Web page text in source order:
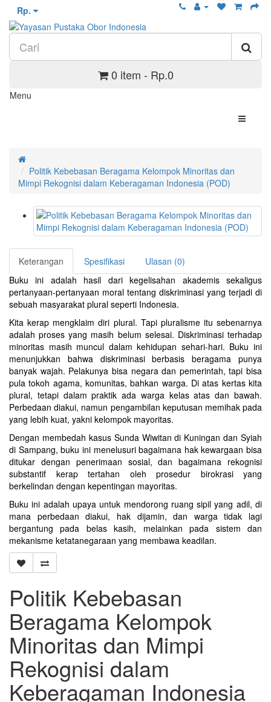
Rp.
0 item - Rp.0
Menu
Politik Kebebasan Beragama Kelompok Minoritas dan
Mimpi Rekognisi dalam Keberagaman Indonesia (POD)
Keterangan Spesifikasi
Ulasan (0)
Buku ini adalah hasil dari kegelisahan akademis sekaligus
pertanyaan-pertanyaan moral tentang diskriminasi yang terjadi di
sebuah masyarakat plural seperti Indonesia.
Kita kerap mengklaim diri plural. Tapi pluralisme itu sebenarnya
adalah proses yang masih belum selesai. Diskriminasi terhadap
minoritas masih muncul dalam kehidupan sehari-hari. Buku ini
menunjukkan bahwa diskriminasi berbasis beragama punya
banyak wajah. Pelakunya bisa negara dan pemerintah, tapi bisa
pula tokoh agama, komunitas, bahkan warga. Di atas kertas kita
plural, tetapi dalam praktik ada warga kelas atas dan bawah.
Perbedaan diakui, namun pengambilan keputusan memihak pada
yang lebih kuat, yakni kelompok mayoritas.
Dengan membedah kasus Sunda Wiwitan di Kuningan dan Syiah
di Sampang, buku ini menelusuri bagaimana hak kewargaan bisa
ditukar dengan penerimaan sosial, dan bagaimana rekognisi
substantif kerap tertahan oleh prosedur birokrasi yang
berkelindan dengan kepentingan mayoritas.
Buku ini adalah upaya untuk mendorong ruang sipil yang adil, di
mana perbedaan diakui, hak dijamin, dan warga tidak lagi
bergantung pada belas kasih, melainkan pada sistem dan
mekanisme ketatanegaraan yang membawa keadilan.
Politik Kebebasan
Beragama Kelompok
Minoritas dan Mimpi
Rekognisi dalam
Keberagaman Indonesia